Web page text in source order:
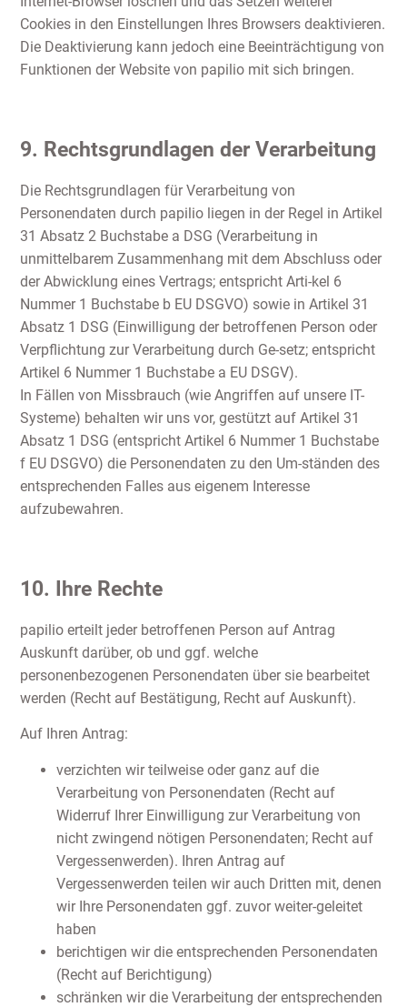
Cookies in den Einstellungen Ihres Browsers deaktivieren.
Die Deaktivierung kann jedoch eine Beeinträchtigung von
Funktionen der Website von papilio mit sich bringen.
9. Rechtsgrundlagen der Verarbeitung
Die Rechtsgrundlagen für Verarbeitung von
Personendaten durch papilio liegen in der Regel in Artikel
31 Absatz 2 Buchstabe a DSG (Verarbeitung in
unmittelbarem Zusammenhang mit dem Abschluss oder
der Abwicklung eines Vertrags; entspricht Arti-kel 6
Nummer 1 Buchstabe b EU DSGVO) sowie in Artikel 31
Absatz 1 DSG (Einwilligung der betroffenen Person oder
Verpflichtung zur Verarbeitung durch Ge-setz; entspricht
Artikel 6 Nummer 1 Buchstabe a EU DSGV).
In Fällen von Missbrauch (wie Angriffen auf unsere IT-
Systeme) behalten wir uns vor, gestützt auf Artikel 31
Absatz 1 DSG (entspricht Artikel 6 Nummer 1 Buchstabe
f EU DSGVO) die Personendaten zu den Um-ständen des
entsprechenden Falles aus eigenem Interesse
aufzubewahren.
10. Ihre Rechte
papilio erteilt jeder betroffenen Person auf Antrag
Auskunft darüber, ob und ggf. welche
personenbezogenen Personendaten über sie bearbeitet
werden (Recht auf Bestätigung, Recht auf Auskunft).
Auf Ihren Antrag:
verzichten wir teilweise oder ganz auf die
Verarbeitung von Personendaten (Recht auf
Widerruf Ihrer Einwilligung zur Verarbeitung von
nicht zwingend nötigen Personendaten; Recht auf
Vergessenwerden). Ihren Antrag auf
Vergessenwerden teilen wir auch Dritten mit, denen
wir Ihre Personendaten ggf. zuvor weiter-geleitet
haben
berichtigen wir die entsprechenden Personendaten
(Recht auf Berichtigung)
schränken wir die Verarbeitung der entsprechenden